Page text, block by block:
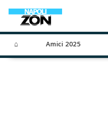
⌂ Amici 2025